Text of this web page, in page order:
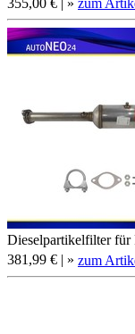
355,00 € | » zum
Dieselpartikelfilter
381,99 € | » zum